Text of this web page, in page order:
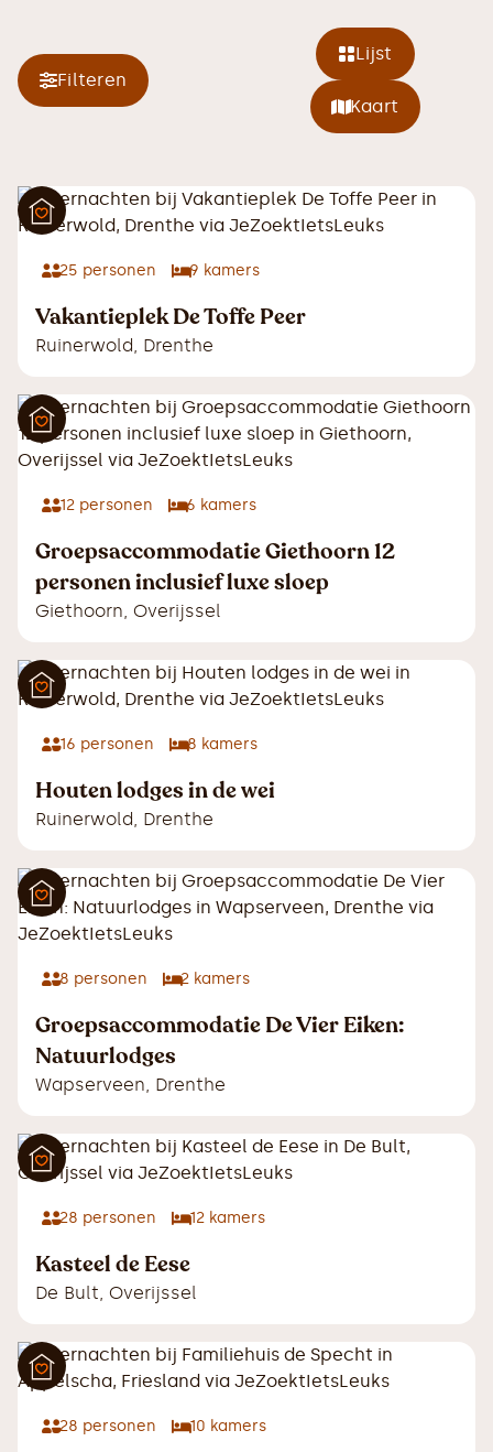
Filteren
Lijst
Kaart
25 personen 9 kamers
Vakantieplek De Toffe Peer
Ruinerwold, Drenthe
12 personen 6 kamers
Groepsaccommodatie Giethoorn 12
personen inclusief luxe sloep
Giethoorn, Overijssel
16 personen 8 kamers
Houten lodges in de wei
Ruinerwold, Drenthe
8 personen 2 kamers
Groepsaccommodatie De Vier Eiken:
Natuurlodges
Wapserveen, Drenthe
28 personen 12 kamers
Kasteel de Eese
De Bult, Overijssel
28 personen 10 kamers